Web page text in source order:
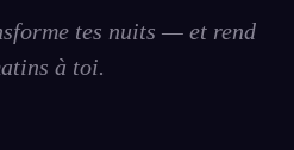
tes nuits — et rend
à toi.